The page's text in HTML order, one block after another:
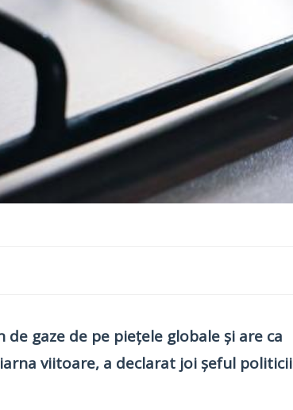
gaze de pe pieţele globale şi are ca
viitoare, a declarat joi şeful politicii